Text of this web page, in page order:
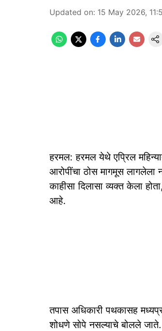
Updated on: 15 May 2026,
हरमल: हरमल येथे एप्रिल
आरोपींचा ठोस मागमूस लागलेला
काहीसा दिलासा व्यक्त केला
आहे.
तपास अधिकारी पथकासह
शोधणे सोपे नसल्याचे बोलले